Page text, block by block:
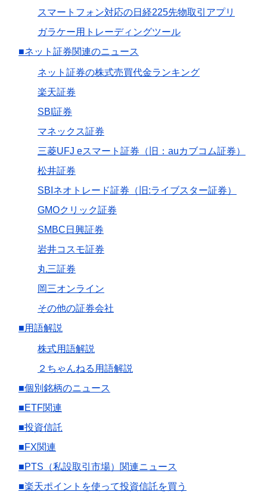
スマートフォン対応の日経225先物取引アプリ
ガラケー用トレーディングツール
■ネット証券関連のニュース
ネット証券の株式売買代金ランキング
楽天証券
SBI証券
マネックス証券
三菱UFJ eスマート証券（旧：auカブコム証券）
松井証券
SBIネオトレード証券（旧:ライブスター証券）
GMOクリック証券
SMBC日興証券
岩井コスモ証券
丸三証券
岡三オンライン
その他の証券会社
■用語解説
株式用語解説
２ちゃんねる用語解説
■個別銘柄のニュース
■ETF関連
■投資信託
■FX関連
■PTS（私設取引市場）関連ニュース
■楽天ポイントを使って投資信託を買う